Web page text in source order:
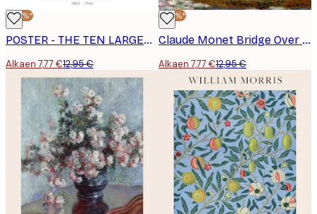
-40%*
POSTER - THE TEN LARGEST, ADULTHOOD, NO. 7 BY HILMA AF KLINT
Alkaen 7,77 €12,95 €
-40%*
Claude Monet Bridge Over a Pond Juliste
Alkaen 7,77 €12,95 €